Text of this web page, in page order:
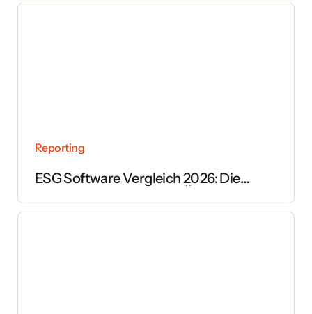
Reporting
ESG Software Vergleich 2026: Die